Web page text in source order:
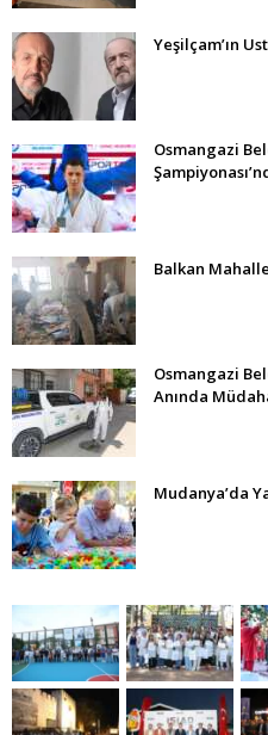
Yeşilçam’ın
Osmangazi
Balkan
Osmangazi
Anında
Mudanya’da